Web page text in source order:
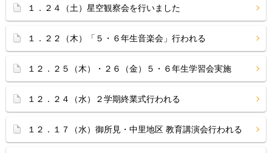
１．２４（土）星空観察会を行いました
１．２２（木）「５・６年生音楽会」行われる
１２．２５（木）・２６（金）５・６年生学習会実施
１２．２４（水）２学期終業式行われる
１２．１７（水）御所見・中里地区 教育講演会行われる